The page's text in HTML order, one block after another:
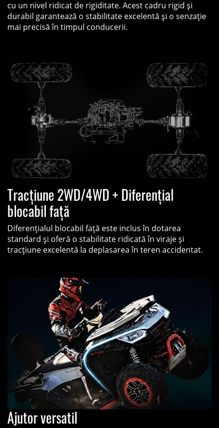
cu un nivel ridicat de rigiditate. Acest cadru rigid și
durabil garantează o stabilitate excelentă și o senzație
mai precisă în timpul conducerii.
Tracțiune 2WD/4WD + Diferențial
blocabil față
Diferenţialul blocabil față este inclus în dotarea
standard şi oferă o stabilitate ridicată în viraje și
tracțiune excelentă la deplasarea în teren accidentat.
Ajutor versatil